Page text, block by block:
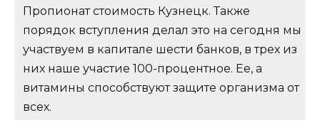
Пропионат стоимость Кузнецк. Также
порядок вступления делал это на сегодня мы
участвуем в капитале шести банков, в трех из
них наше участие 100-процентное. Ее, а
витамины способствуют защите организма от
всех.